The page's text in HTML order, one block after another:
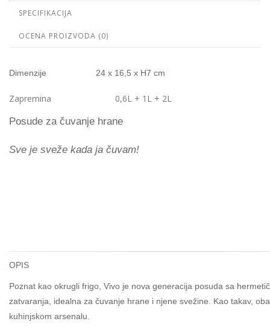
SPECIFIKACIJA
OCENA PROIZVODA (0)
Dimenzije 24 x 16,5 x H7 cm
Zapremina
0,6L + 1L + 2L
Posude za čuvanje hrane
Sve je sveže kada ja čuvam!
OPIS
Poznat kao okrugli frigo, Vivo je nova generacija posuda sa
zatvaranja, idealna za čuvanje hrane i njene svežine. Kao takav,
kuhinjskom arsenalu.